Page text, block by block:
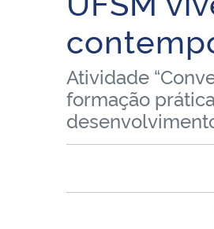
Atividade
formação